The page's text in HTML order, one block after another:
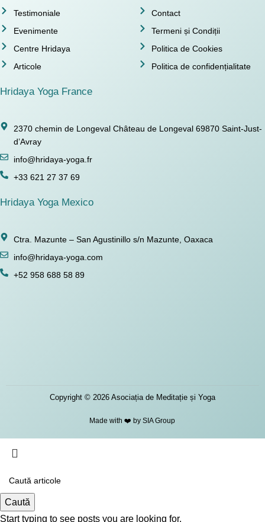
Testimoniale
Evenimente
Centre Hridaya
Articole
Contact
Termeni și Condiții
Politica de Cookies
Politica de confidențialitate
Hridaya Yoga France
2370 chemin de Longeval Château de Longeval 69870 Saint-Just-
d’Avray
info@hridaya-yoga.fr
+33 621 27 37 69
Hridaya Yoga Mexico
Ctra. Mazunte – San Agustinillo s/n Mazunte, Oaxaca
info@hridaya-yoga.com
+52 958 688 58 89
Copyright © 2026 Asociația de Meditație și Yoga
Made with ❤️ by SIA Group
Caută
Start typing to see posts you are looking for.